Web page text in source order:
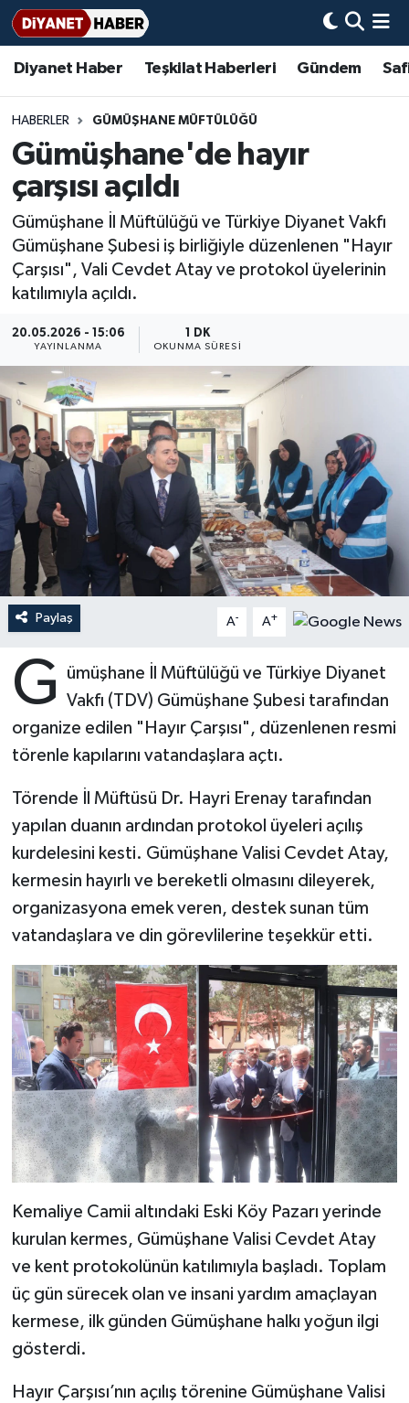
Diyanet Haber Teşkilat Haberleri Gündem
HABERLER GÜMÜŞHANE MÜFTÜLÜĞÜ
Gümüşhane'de hayır
çarşısı açıldı
Gümüşhane İl Müftülüğü ve Türkiye Diyanet Vakfı
Gümüşhane Şubesi iş birliğiyle düzenlenen "Hayır
Çarşısı", Vali Cevdet Atay ve protokol üyelerinin
katılımıyla açıldı.
20.05.2026 - 15:06
YAYINLANMA
1 DK
OKUNMA SÜRESI
Paylaş A- A+
G
ümüşhane İl Müftülüğü ve Türkiye Diyanet
Vakfı (TDV) Gümüşhane Şubesi tarafından
organize edilen "Hayır Çarşısı", düzenlenen resmi
törenle kapılarını vatandaşlara açtı.
Törende İl Müftüsü Dr. Hayri Erenay tarafından
yapılan duanın ardından protokol üyeleri açılış
kurdelesini kesti. Gümüşhane Valisi Cevdet Atay,
kermesin hayırlı ve bereketli olmasını dileyerek,
organizasyona emek veren, destek sunan tüm
vatandaşlara ve din görevlilerine teşekkür etti.
Kemaliye Camii altındaki Eski Köy Pazarı yerinde
kurulan kermes, Gümüşhane Valisi Cevdet Atay
ve kent protokolünün katılımıyla başladı. Toplam
üç gün sürecek olan ve insani yardım amaçlayan
kermese, ilk günden Gümüşhane halkı yoğun ilgi
gösterdi.
Hayır Çarşısı’nın açılış törenine Gümüşhane Valisi
Diyanet Haber
Teşkilat Haberleri
Adana Müftülüğü
Adıyaman Müftülüğü
Afyonkarahisar Müftülüğü
Ağrı Müftülüğü
Aksaray Müftülüğü
Amasya Müftülüğü
Ankara Müftülüğü
Antalya Müftülüğü
Ardahan Müftülüğü
Artvin Müftülüğü
Aydın Müftülüğü
Balıkesir Müftülüğü
Bartın Müftülüğü
Batman Müftülüğü
Bayburt Müftülüğü
Bilecik Müftülüğü
Bingöl Müftülüğü
Bitlis Müftülüğü
Bolu Müftülüğü
Bursa Müftülüğü
Çanakkale Müftülüğü
Çankırı Müftülüğü
Çorum Müftülüğü
Diyarbakır Müftülüğü
Edirne Müftülüğü
Gündem
#Keşfet
Bir Ayet
Bir Hikaye
Biyografiler
Dini kavramlar
Diyanet Bilgi
Diyanet Takvimi
Dualar
Hadislerle İslam
Kudüs
Kurban
Mukabele
Peygamberimizin Hayatı
Ramazan
Sahabeler
Zekat
Basında Bugün
DİYANET eKİTAP
Diyanet Dergi
Aile Dergisi
Aylık Dergi
TDV
Hutbeler
DİYANET AKADEMİ
DİYANET GENÇLİK
DİYANET RADYO/TV
DEPREM
Dünya
Eğitim
İmam Hatip Okulları
Kültür-Sanat
Aile
Sağlık
Makaleler
Başmakale
Duyurular
Podcast
Hadis-i Şerifler
Hayat Okumaları
Bilim, Teknoloji
Biyografiler
İhtida Haberleri
Nöbetçi Eczaneler
Hava Durumu
Ankara Namaz Vakitleri
Trafik Durumu
Süper Lig Puan Durumu ve Fikstür
Tüm Manşetler
Son Dakika Haberleri
Haber Arşivi